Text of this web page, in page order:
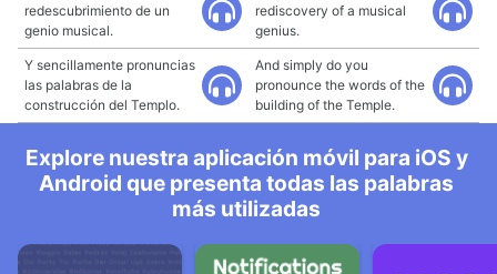
redescubrimiento de un
genio musical.
rediscovery of a musical
genius.
Y sencillamente pronuncias
las palabras de la
construcción del Templo.
And simply do you
pronounce the words of the
building of the Temple.
Explore nuestra aplicación móvil para iOS y
Android que presenta todas las palabras
más utilizadas